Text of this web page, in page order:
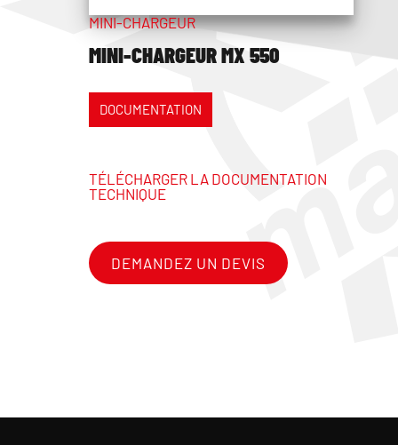
MINI-CHARGEUR
MINI-CHARGEUR MX 550
DOCUMENTATION
TÉLÉCHARGER LA DOCUMENTATION
TECHNIQUE
DEMANDEZ UN DEVIS